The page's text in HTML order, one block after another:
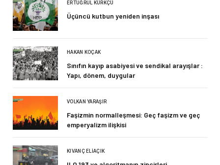
ERTUĞRUL KÜRKÇÜ
Üçüncü kutbun yeniden inşası
HAKAN KOÇAK
Sınıfın kayıp asabiyesi ve sendikal arayışlar :
Yapı, dönem, duygular
VOLKAN YARAŞIR
Faşizmin normalleşmesi: Geç faşizm ve geç
emperyalizm ilişkisi
KIVANÇ ELIAÇIK